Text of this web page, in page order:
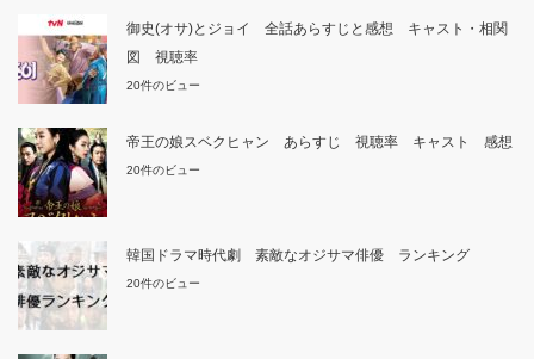
御史(オサ)とジョイ 全話あらすじと感想 キャスト・相関
図 視聴率
20件のビュー
帝王の娘スベクヒャン あらすじ 視聴率 キャスト 感想
20件のビュー
韓国ドラマ時代劇 素敵なオジサマ俳優 ランキング
20件のビュー